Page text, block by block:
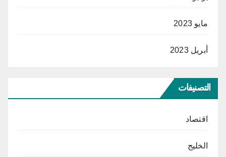
مايو 2023
أبريل 2023
التصنيفات
اقتصاد
الخليج